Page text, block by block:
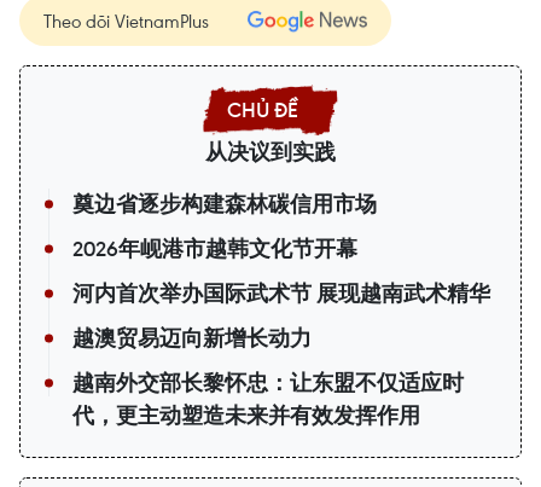
Theo dõi VietnamPlus
从决议到实践
奠边省逐步构建森林碳信用市场
2026年岘港市越韩文化节开幕
河内首次举办国际武术节 展现越南武术精华
越澳贸易迈向新增长动力
越南外交部长黎怀忠：让东盟不仅适应时
代，更主动塑造未来并有效发挥作用